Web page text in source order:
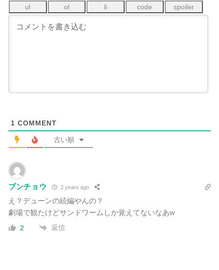
1 COMMENT
古い順
ブンチョウ 2 years ago
え？デューンの続編やんの？
劇場で観たけどサンドワームしか覚えてないなあw
2 返信